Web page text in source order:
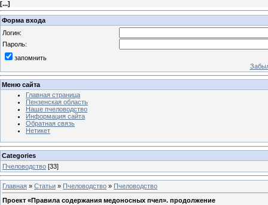
[...]
Форма входа
Логин:
Пароль:
запомнить
Меню сайта
Главная страница
Пензенская область
Наше пчеловодство
Информация сайта
Обратная связь
Нетикет
Categories
Пчеловодство [33]
Главная » Статьи » Пчеловодство » Пчеловодство
Проект «Правила содержания медоносных пчел». продолжение